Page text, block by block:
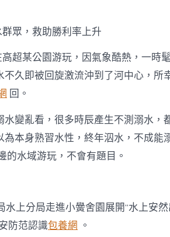
眾，救助勝利率上升
超某公園游玩，因氣象酷熱，一時
久即被回旋激流沖到了河中心，所
回。
變亂看，很多時辰產生不測溺水，
本身熟習水性，終年泅水，不成能
的水域游玩，不會有題目。
上分局走進小黌舍園展開“水上安
防范認識包養網 。